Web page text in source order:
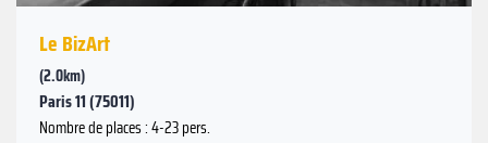
Le BizArt
(2.0km)
Paris 11 (75011)
Nombre de places : 4-23 pers.